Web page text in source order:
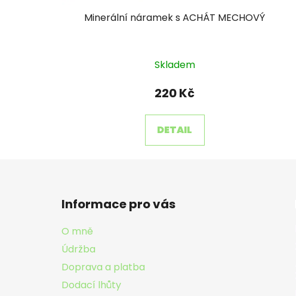
Minerální náramek s ACHÁT MECHOVÝ
Skladem
220 Kč
DETAIL
Informace pro vás
O mně
Údržba
Doprava a platba
Dodací lhůty